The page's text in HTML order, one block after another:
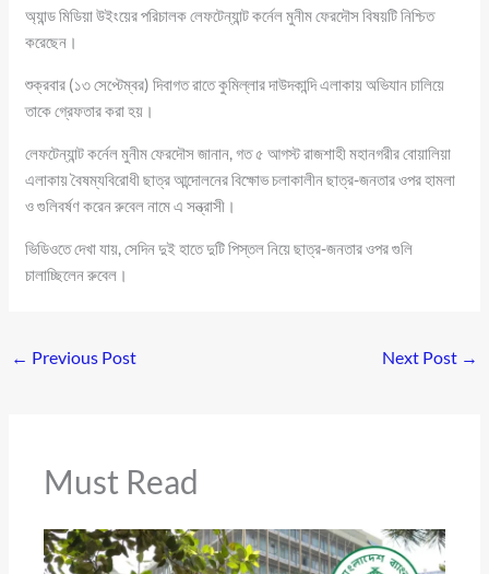
অ্যান্ড মিডিয়া উইংয়ের পরিচালক লেফটেন্যান্ট কর্নেল মুনীম ফেরদৌস বিষয়টি নিশ্চিত
করেছেন।
শুক্রবার (১৩ সেপ্টেম্বর) দিবাগত রাতে কুমিল্লার দাউদকান্দি এলাকায় অভিযান চালিয়ে
তাকে গ্রেফতার করা হয়।
লেফটেন্যান্ট কর্নেল মুনীম ফেরদৌস জানান, গত ৫ আগস্ট রাজশাহী মহানগরীর বোয়ালিয়া
এলাকায় বৈষম্যবিরোধী ছাত্র আন্দোলনের বিক্ষোভ চলাকালীন ছাত্র-জনতার ওপর হামলা
ও গুলিবর্ষণ করেন রুবেল নামে এ সন্ত্রাসী।
ভিডিওতে দেখা যায়, সেদিন দুই হাতে দুটি পিস্তল নিয়ে ছাত্র-জনতার ওপর গুলি
চালাচ্ছিলেন রুবেল।
← Previous Post Next Post →
Must Read